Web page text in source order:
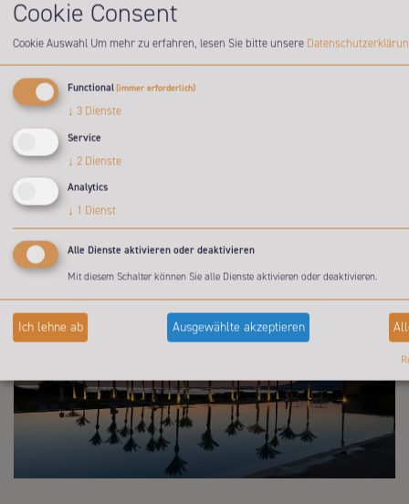
KULTUR
MEHR LESEN >>
Cookie Consent
Cookie Auswahl Um mehr zu erfahren, lesen Sie bitte unsere
Functional(immer erforderlich)
↓ 3 Dienste
Service
↓ 2 Dienste
Analytics
↓ 1 Dienst
Alle Dienste aktivieren oder deaktivieren
Mit diesem Schalter können Sie alle Dienste aktivieren oder deaktivieren.
Ich lehne ab Ausgewählte akzeptieren